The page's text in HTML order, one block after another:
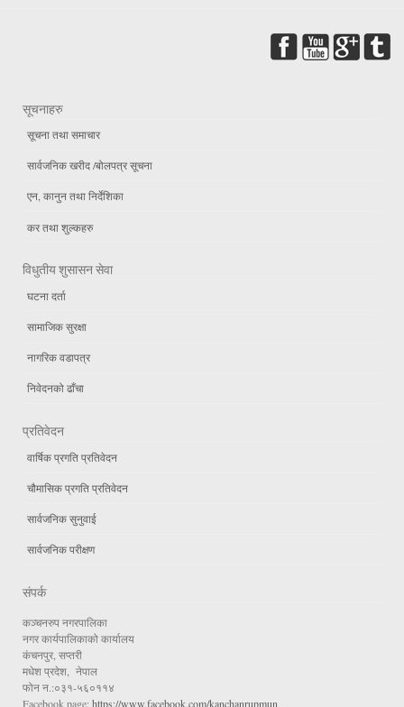
सूचनाहरु
सूचना तथा समाचार
सार्वजनिक खरीद /बोलपत्र सूचना
एन, कानुन तथा निर्देशिका
कर तथा शुल्कहरु
विधुतीय शुसासन सेवा
घटना दर्ता
सामाजिक सुरक्षा
नागरिक वडापत्र
निवेदनको ढाँचा
प्रतिवेदन
वार्षिक प्रगति प्रतिवेदन
चौमासिक प्रगति प्रतिवेदन
सार्वजनिक सुनुवाई
सार्वजनिक परीक्षण
संपर्क
कञ्चनरुप नगरपालिका
नगर कार्यपालिकाको कार्यालय
कंचनपुर, सप्तरी
मधेश प्रदेश, नेपाल
फोन न.:०३१-५६०११४
Facebook page: https://www.facebook.com/kanchanrupmun